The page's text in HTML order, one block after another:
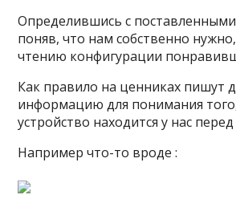
Определившись с
поняв, что нам собственно
чтению конфигурации
Как правило на ценниках пишут
информацию для понимания
устройство находится у нас
Например что-то вроде :